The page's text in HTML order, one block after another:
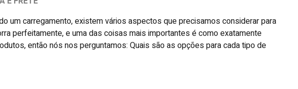
um carregamento, existem vários aspectos que precisamos considerar para
perfeitamente, e uma das coisas mais importantes é como exatamente
então nós nos perguntamos: Quais são as opções para cada tipo de